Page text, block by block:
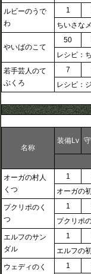
ルビーのうで
わ
1
ちいさな
やいばのこて
50
レシピ：
若手芸人のて
ぶくろ
7
レシピ：
名称
装備Lv
オーガの村人
くつ
1
オーガの
プクリポのく
つ
1
プクリポ
エルフのサン
ダル
1
エルフの
ウェディのく
1